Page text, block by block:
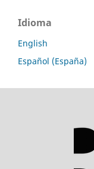
Idioma
English
Español (España)